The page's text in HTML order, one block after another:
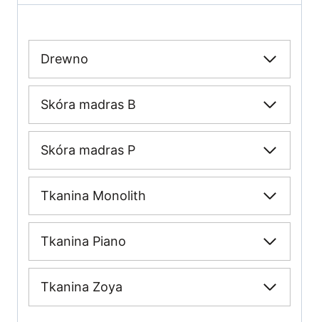
Drewno
Skóra madras B
Skóra madras P
Tkanina Monolith
Tkanina Piano
Tkanina Zoya